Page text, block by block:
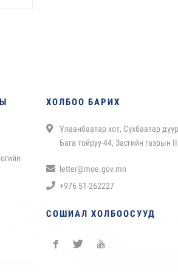
ХОЛБОО БАРИХ
Улаанбаатар хот, Сүхбаатар
Бага тойруу-44, Засгийн газрын
letter@moe.gov.mn
+976 51-262227
СОШИАЛ ХОЛБООСУУД